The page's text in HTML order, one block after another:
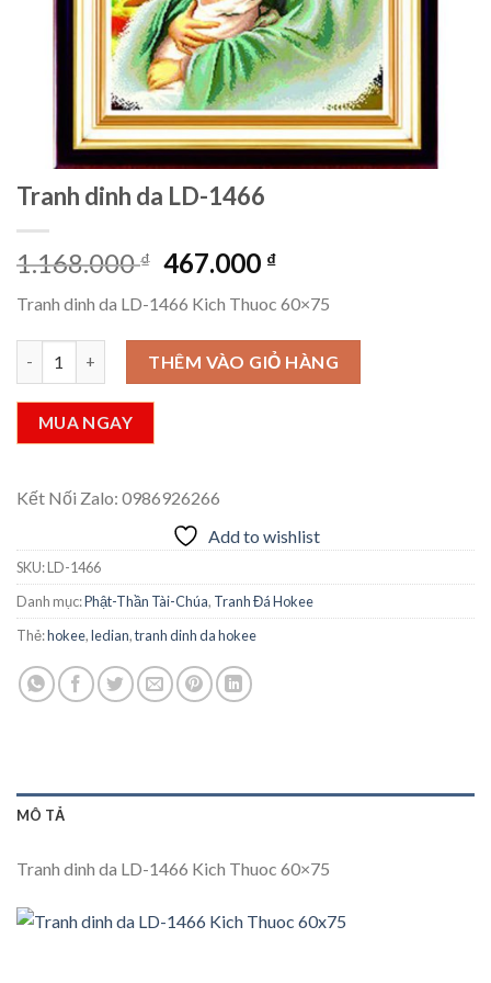
Tranh dinh da LD-1466
1.168.000₫ Giá
là:
1.168.000 ₫.
467.000 ₫Giá
tại
là:
467.000 ₫.
Tranh dinh da LD-1466 Kich Thuoc 60×75
Tranh dinh da LD-1466 số lượngTHÊM VÀO GIỎ HÀNG
MUA NGAY
Kết Nối Zalo: 0986926266
Add to wishlist
SKU:LD-1466
Danh mục:Phật-Thần Tài-Chúa, Tranh Đá Hokee
Thẻ:hokee,ledian,tranh dinh da hokee
MÔ TẢ
Tranh dinh da LD-1466 Kich Thuoc 60×75